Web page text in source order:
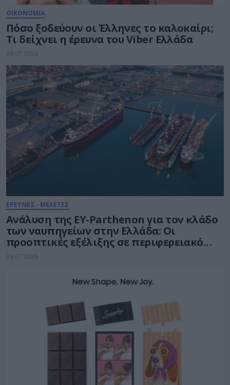
ΟΙΚΟΝΟΜΙΑ
Πόσο ξοδεύουν οι Έλληνες το καλοκαίρι;
Τι δείχνει η έρευνα του Viber Ελλάδα
28.07.2026
ΕΡΕΥΝΕΣ - ΜΕΛΕΤΕΣ
Ανάλυση της EY-Parthenon για τον κλάδο
των ναυπηγείων στην Ελλάδα: Οι
προοπτικές εξέλιξης σε περιφερειακό
ναυπηγοεπισκευαστικό κόμβο
28.07.2026